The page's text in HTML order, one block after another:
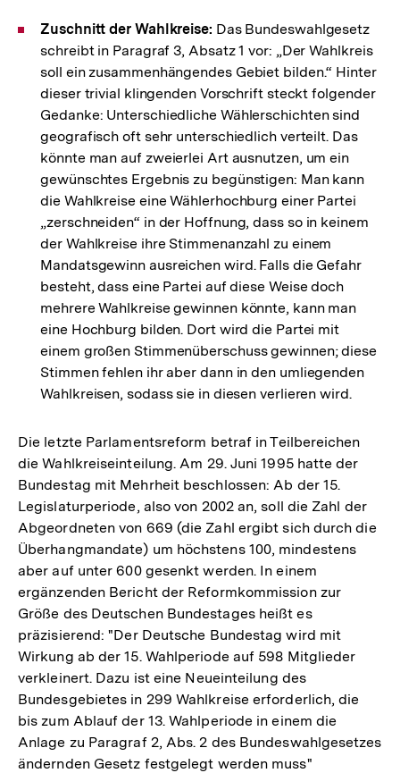
Zuschnitt der Wahlkreise: Das Bundeswahlgesetz
schreibt in Paragraf 3, Absatz 1 vor: „Der Wahlkreis
soll ein zusammenhängendes Gebiet bilden.“ Hinter
dieser trivial klingenden Vorschrift steckt folgender
Gedanke: Unterschiedliche Wählerschichten sind
geografisch oft sehr unterschiedlich verteilt. Das
könnte man auf zweierlei Art ausnutzen, um ein
gewünschtes Ergebnis zu begünstigen: Man kann
die Wahlkreise eine Wählerhochburg einer Partei
„zerschneiden“ in der Hoffnung, dass so in keinem
der Wahlkreise ihre Stimmenanzahl zu einem
Mandatsgewinn ausreichen wird. Falls die Gefahr
besteht, dass eine Partei auf diese Weise doch
mehrere Wahlkreise gewinnen könnte, kann man
eine Hochburg bilden. Dort wird die Partei mit
einem großen Stimmenüberschuss gewinnen; diese
Stimmen fehlen ihr aber dann in den umliegenden
Wahlkreisen, sodass sie in diesen verlieren wird.
Die letzte Parlamentsreform betraf in Teilbereichen
die Wahlkreiseinteilung. Am 29. Juni 1995 hatte der
Bundestag mit Mehrheit beschlossen: Ab der 15.
Legislaturperiode, also von 2002 an, soll die Zahl der
Abgeordneten von 669 (die Zahl ergibt sich durch die
Überhangmandate) um höchstens 100, mindestens
aber auf unter 600 gesenkt werden. In einem
ergänzenden Bericht der Reformkommission zur
Größe des Deutschen Bundestages heißt es
präzisierend: "Der Deutsche Bundestag wird mit
Wirkung ab der 15. Wahlperiode auf 598 Mitglieder
verkleinert. Dazu ist eine Neueinteilung des
Bundesgebietes in 299 Wahlkreise erforderlich, die
bis zum Ablauf der 13. Wahlperiode in einem die
Anlage zu Paragraf 2, Abs. 2 des Bundeswahlgesetzes
ändernden Gesetz festgelegt werden muss"